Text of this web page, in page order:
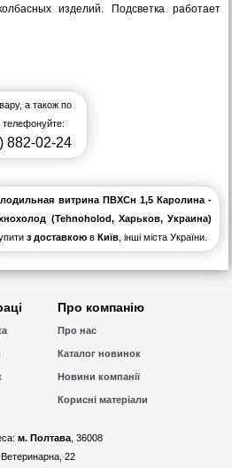
изделий. Подсветка работает
а також по
телефонуйте:
882-02-24
витрина ПВХСн 1,5 Каролина -
(Tehnoholod, Харьков, Украина)
з доставкою вКиїв , інші міста України.
Про компанію
Про нас
Каталог новинок
Новини компанії
Корисні матеріали
м. Полтава , 36008
22